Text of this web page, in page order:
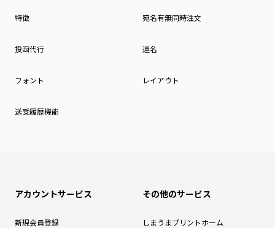
特徴 宛名有無同時注文
投函代行 連名
フォント レイアウト
送受履歴機能
アカウントサービス
新規会員登録
その他のサービス
しまうまプリントホーム